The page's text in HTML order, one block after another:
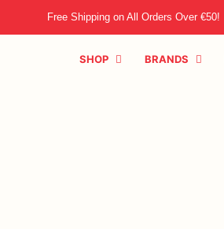
Free Shipping on All Orders Over €50!
SHOP BRANDS